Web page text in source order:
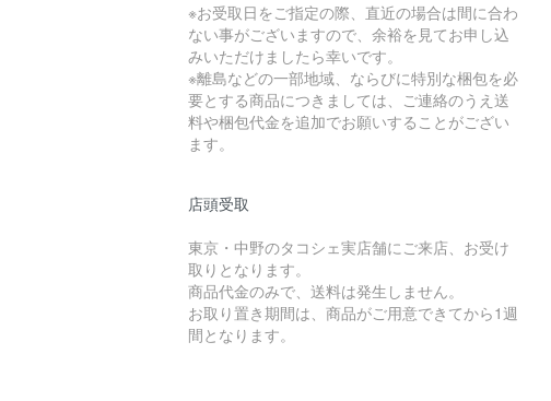
※お受取日をご指定の際、直近の場合は間に合わ
ない事がございますので、余裕を見てお申し込
みいただけましたら幸いです。
※離島などの一部地域、ならびに特別な梱包を必
要とする商品につきましては、ご連絡のうえ送
料や梱包代金を追加でお願いすることがござい
ます。
店頭受取
東京・中野のタコシェ実店舗にご来店、お受け
取りとなります。
商品代金のみで、送料は発生しません。
お取り置き期間は、商品がご用意できてから1週
間となります。